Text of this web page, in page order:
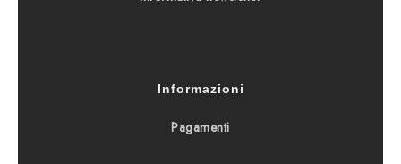
Informazioni
Pagamenti